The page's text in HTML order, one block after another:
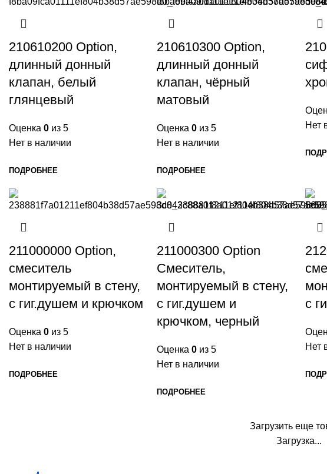
210610200 Option,
длинный донный
клапан, белый
глянцевый
Оценка 0 из 5
Нет в наличии
ПОДРОБНЕЕ
210610300 Option,
длинный донный
клапан, чёрный
матовый
Оценка0 из 5
Нет в наличии
ПОДРОБНЕЕ
Нет
211000000 Option,
смеситель
монтируемый в стену,
с гиг.душем и крючком
Оценка 0 из 5
Нет в наличии
ПОДРОБНЕЕ
211000300 Option
Смеситель,
монтируемый в стену,
с гиг.душем и
крючком, черный
Оценка0 из 5
Нет в наличии
ПОДРОБНЕЕ
с
Нет
Загрузить еще
Загрузка...